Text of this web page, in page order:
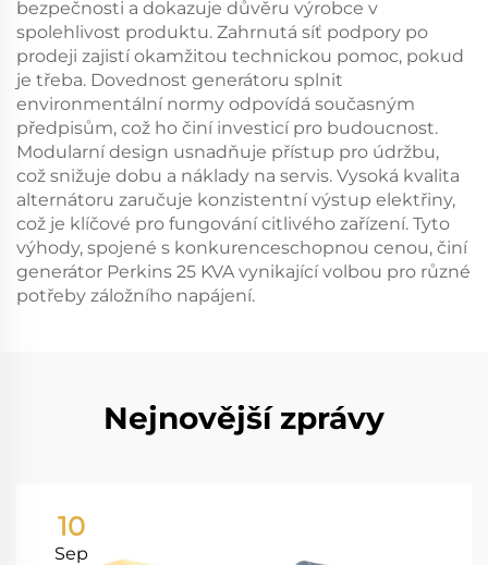
bezpečnosti a dokazuje důvěru výrobce v
spolehlivost produktu. Zahrnutá síť podpory po
prodeji zajistí okamžitou technickou pomoc, pokud
je třeba. Dovednost generátoru splnit
environmentální normy odpovídá současným
předpisům, což ho činí investicí pro budoucnost.
Modularní design usnadňuje přístup pro údržbu,
což snižuje dobu a náklady na servis. Vysoká kvalita
alternátoru zaručuje konzistentní výstup elektřiny,
což je klíčové pro fungování citlivého zařízení. Tyto
výhody, spojené s konkurenceschopnou cenou, činí
generátor Perkins 25 KVA vynikající volbou pro různé
potřeby záložního napájení.
Nejnovější zprávy
10
Sep